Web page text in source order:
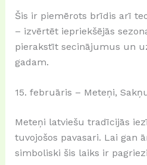
Šis ir piemērots brīdis arī
– izvērtēt iepriekšējās
pierakstīt secinājumus un
gadam.
15. februāris – Meteņi,
Meteņi latviešu tradīcijās
tuvojošos pavasari. Lai gan
simboliski šis laiks ir